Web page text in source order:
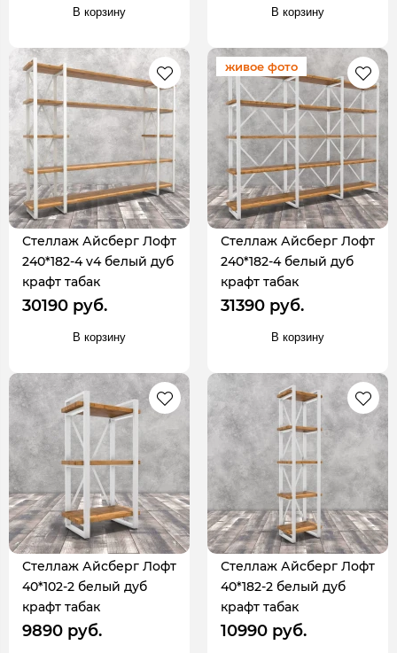
В корзину В корзину
Стеллаж Айсберг Лофт
240*182-4 v4 белый дуб
крафт табак
30190 руб.
В корзину
живое фото
Стеллаж Айсберг Лофт
240*182-4 белый дуб
крафт табак
31390 руб.
В корзину
Стеллаж Айсберг Лофт
40*102-2 белый дуб
крафт табак
9890 руб.
Стеллаж Айсберг Лофт
40*182-2 белый дуб
крафт табак
10990 руб.